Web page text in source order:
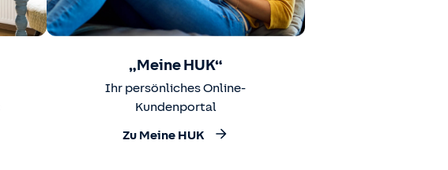
„Meine HUK“
Ihr persönliches Online-
Kundenportal
Zu Meine HUK